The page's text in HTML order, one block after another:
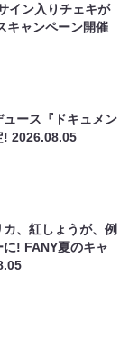
イン入りチェキが
キャンペーン開催
ース『ドキュメン
!2026.08.05
カ、紅しょうが、例
! FANY夏のキャ